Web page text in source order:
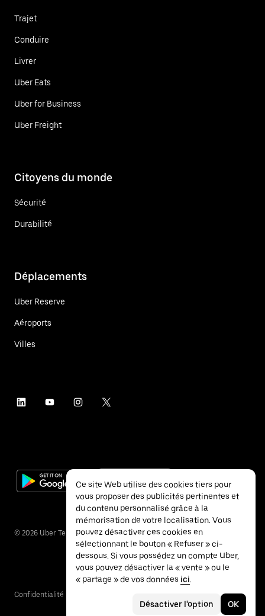
Trajet
Conduire
Livrer
Uber Eats
Uber for Business
Uber Freight
Citoyens du monde
Sécurité
Durabilité
Déplacements
Uber Reserve
Aéroports
Villes
© 2026 Uber Technologies Inc.
Confidentialité
Ce site Web utilise des cookies tiers pour
vous proposer des publicités pertinentes et
du contenu personnalisé grâce à la
mémorisation de votre localisation. Vous
pouvez désactiver ces cookies en
sélectionnant le bouton « Refuser » ci-
dessous. Si vous possédez un compte Uber,
vous pouvez désactiver la « vente » ou le
« partage » de vos données ici.
Désactiver l'option OK